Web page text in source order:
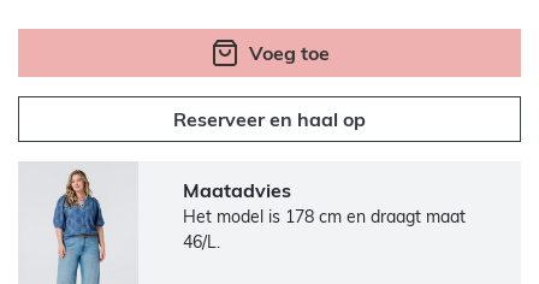
Voeg toe
Reserveer en haal op
Maatadvies
Het model is 178 cm en draagt maat
46/L.